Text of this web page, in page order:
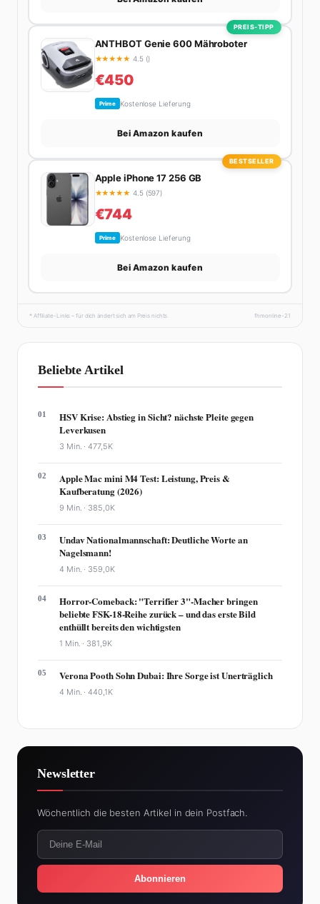
PREIS-TIPP
ANTHBOT Genie 600 Mähroboter
★★★★★ 4.5 ()
€450
Prime Kostenlose Lieferung
Bei Amazon kaufen
BESTSELLER
Apple iPhone 17 256 GB
★★★★★ 4.5 (597)
€744
Prime Kostenlose Lieferung
Bei Amazon kaufen
* Affiliate-Links – für dich ändert sich am Preis nichts. fhmonline-21
Beliebte Artikel
01
HSV Krise: Abstieg in Sicht? nächste Pleite gegen
Leverkusen
3 Min. ·477,5K
02
Apple Mac mini M4 Test: Leistung, Preis &
Kaufberatung (2026)
9 Min. · 385,0K
03
Undav Nationalmannschaft: Deutliche Worte an
Nagelsmann!
4 Min. · 359,0K
04
Horror-Comeback: "Terrifier 3"-Macher bringen
beliebte FSK-18-Reihe zurück – und das erste Bild
enthüllt bereits den wichtigsten
1 Min. · 381,9K
05 Verona Pooth Sohn Dubai: Ihre Sorge ist Unerträglich
4 Min. ·440,1K
Newsletter
Wöchentlich die besten Artikel in dein Postfach.
Abonnieren